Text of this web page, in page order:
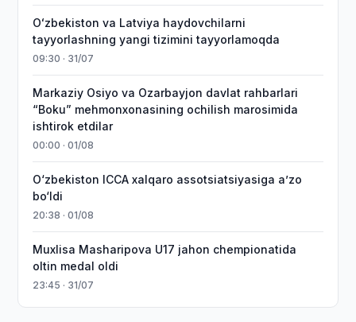
Oʻzbekiston va Latviya haydovchilarni
tayyorlashning yangi tizimini tayyorlamoqda
09:30 · 31/07
Markaziy Osiyo va Ozarbayjon davlat rahbarlari
“Boku” mehmonxonasining ochilish marosimida
ishtirok etdilar
00:00 · 01/08
O‘zbekiston ICCA xalqaro assotsiatsiyasiga aʼzo
bo‘ldi
20:38 · 01/08
Muxlisa Masharipova U17 jahon chempionatida
oltin medal oldi
23:45 · 31/07